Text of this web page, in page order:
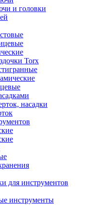
и головки
Torx
насадки
для инструментов
инструменты